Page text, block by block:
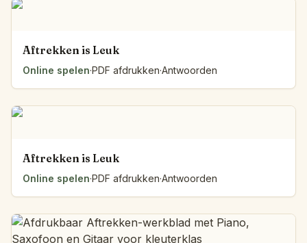
Aftrekken is Leuk
Online spelen·PDF afdrukken·Antwoorden
Aftrekken is Leuk
Online spelen·PDF afdrukken·Antwoorden